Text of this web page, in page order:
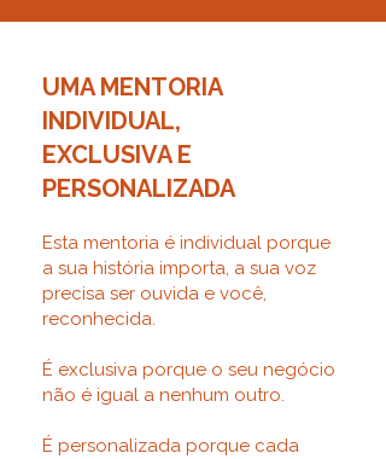
UMA MENTORIA
INDIVIDUAL,
EXCLUSIVA E
PERSONALIZADA
Esta mentoria é individual porque
a sua história importa, a sua voz
precisa ser ouvida e você,
reconhecida.
É exclusiva porque o seu negócio
não é igual a nenhum outro.
É personalizada porque cada